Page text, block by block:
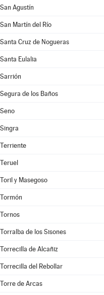
San Agustín
San Martín del Río
Santa Cruz de Nogueras
Santa Eulalia
Sarrión
Segura de los Baños
Seno
Singra
Terriente
Teruel
Toril y Masegoso
Tormón
Tornos
Torralba de los Sisones
Torrecilla de Alcañiz
Torrecilla del Rebollar
Torre de Arcas